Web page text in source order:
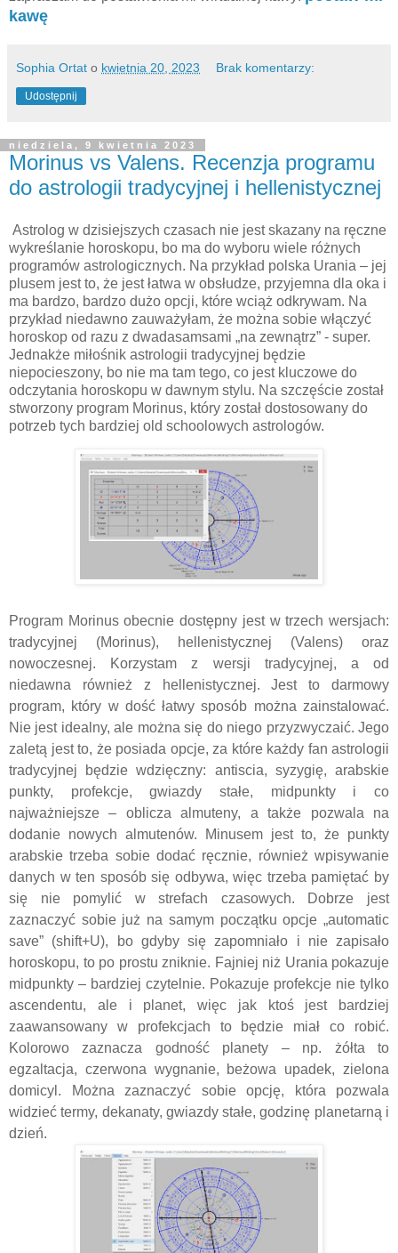
kawę
Sophia Ortat o kwietnia 20, 2023 Brak komentarzy:
Udostępnij
niedziela, 9 kwietnia 2023
Morinus vs Valens. Recenzja programu
do astrologii tradycyjnej i hellenistycznej
Astrolog w dzisiejszych czasach nie jest skazany na ręczne
wykreślanie horoskopu, bo ma do wyboru wiele różnych
programów astrologicznych. Na przykład polska Urania – jej
plusem jest to, że jest łatwa w obsłudze, przyjemna dla oka i
ma bardzo, bardzo dużo opcji, które wciąż odkrywam. Na
przykład niedawno zauważyłam, że można sobie włączyć
horoskop od razu z dwadasamsami „na zewnątrz” - super.
Jednakże miłośnik astrologii tradycyjnej będzie
niepocieszony, bo nie ma tam tego, co jest kluczowe do
odczytania horoskopu w dawnym stylu. Na szczęście został
stworzony program Morinus, który został dostosowany do
potrzeb tych bardziej old schoolowych astrologów.
Program Morinus obecnie dostępny jest w trzech wersjach:
tradycyjnej (Morinus), hellenistycznej (Valens) oraz
nowoczesnej. Korzystam z wersji tradycyjnej, a od
niedawna również z hellenistycznej. Jest to darmowy
program, który w dość łatwy sposób można zainstalować.
Nie jest idealny, ale można się do niego przyzwyczaić. Jego
zaletą jest to, że posiada opcje, za które każdy fan astrologii
tradycyjnej będzie wdzięczny: antiscia, syzygię, arabskie
punkty, profekcje, gwiazdy stałe, midpunkty i co
najważniejsze – oblicza almuteny, a także pozwala na
dodanie nowych almutenów. Minusem jest to, że punkty
arabskie trzeba sobie dodać ręcznie, również wpisywanie
danych w ten sposób się odbywa, więc trzeba pamiętać by
się nie pomylić w strefach czasowych. Dobrze jest
zaznaczyć sobie już na samym początku opcje „automatic
save” (shift+U), bo gdyby się zapomniało i nie zapisało
horoskopu, to po prostu zniknie. Fajniej niż Urania pokazuje
midpunkty – bardziej czytelnie. Pokazuje profekcje nie tylko
ascendentu, ale i planet, więc jak ktoś jest bardziej
zaawansowany w profekcjach to będzie miał co robić.
Kolorowo zaznacza godność planety – np. żółta to
egzaltacja, czerwona wygnanie, beżowa upadek, zielona
domicyl. Można zaznaczyć sobie opcję, która pozwala
widzieć termy, dekanaty, gwiazdy stałe, godzinę planetarną i
dzień.